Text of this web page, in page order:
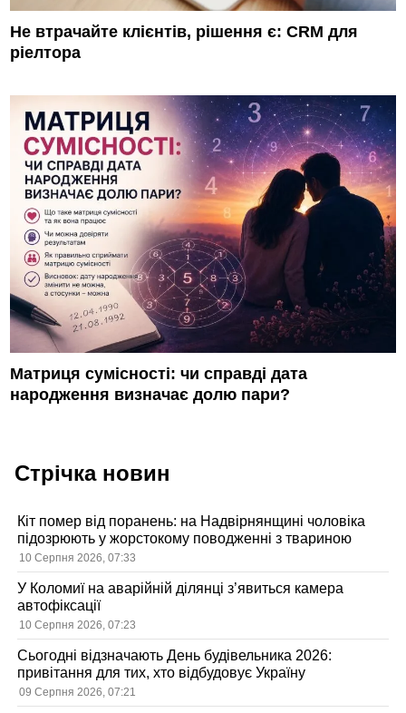
Не втрачайте клієнтів, рішення є: CRM для
ріелтора
Матриця сумісності: чи справді дата
народження визначає долю пари?
Стрічка новин
Кіт помер від поранень: на Надвірнянщині чоловіка
підозрюють у жорстокому поводженні з твариною
10 Серпня 2026, 07:33
У Коломиї на аварійній ділянці з’явиться камера
автофіксації
10 Серпня 2026, 07:23
Сьогодні відзначають День будівельника 2026:
привітання для тих, хто відбудовує Україну
09 Серпня 2026, 07:21